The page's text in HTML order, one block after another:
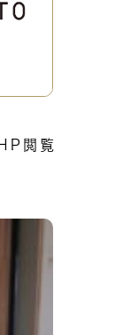
閲覧